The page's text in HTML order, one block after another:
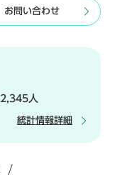
お問い合わせ
2,345人
統計情報詳細